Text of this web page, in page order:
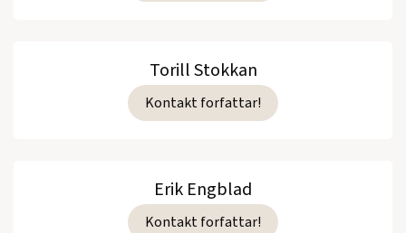
Torill Stokkan
Kontakt forfattar!
Erik Engblad
Kontakt forfattar!